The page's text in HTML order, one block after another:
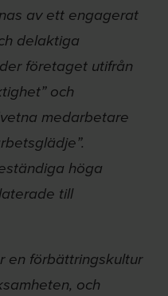
av ett engagerat
delaktiga
företaget utifrån
och
medarbetare
höga
till
en förbättringskultur
och